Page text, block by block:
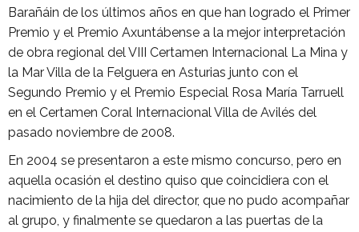
Barañáin de los últimos años en que han logrado el Primer
Premio y el Premio Axuntábense a la mejor interpretación
de obra regional del VIII Certamen Internacional La Mina y
la Mar Villa de la Felguera en Asturias junto con el
Segundo Premio y el Premio Especial Rosa María Tarruell
en el Certamen Coral Internacional Villa de Avilés del
pasado noviembre de 2008.
En 2004 se presentaron a este mismo concurso, pero en
aquella ocasión el destino quiso que coincidiera con el
nacimiento de la hija del director, que no pudo acompañar
al grupo, y finalmente se quedaron a las puertas de la